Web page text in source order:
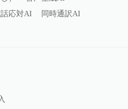
応対AI
同時通訳AI